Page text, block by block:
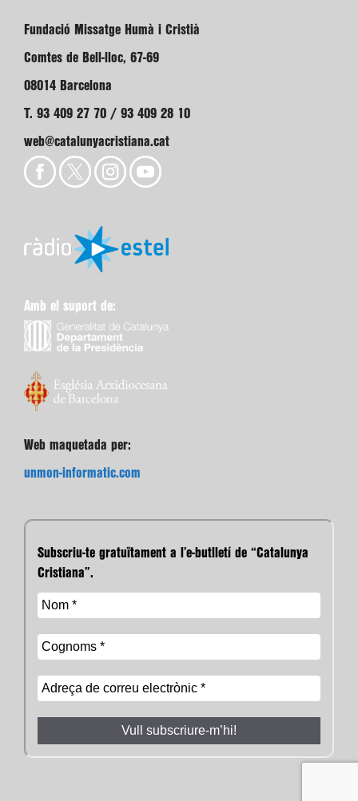
Fundació Missatge Humà i Cristià
Comtes de Bell-lloc, 67-69
08014 Barcelona
T. 93 409 27 70 / 93 409 28 10
web@catalunyacristiana.cat
Amb el suport de:
Web maquetada per:
unmon-informatic.com
Subscriu-te gratuïtament a l’e-butlletí de “Catalunya
Cristiana”.